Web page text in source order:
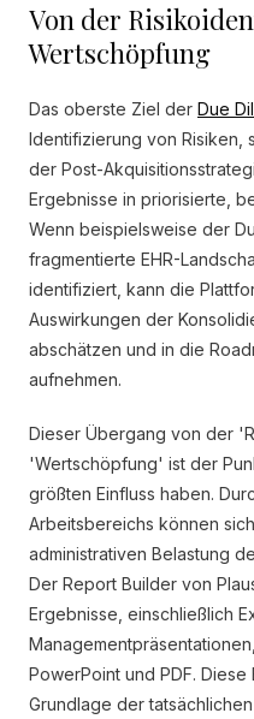
Von der
Wertschöpfung
Das oberste Ziel der Due
Identifizierung von Risiken,
der Post-
Ergebnisse in priorisierte,
Wenn beispielsweise der
fragmentierte EHR-
identifiziert, kann die
Auswirkungen der
abschätzen und in die
aufnehmen.
Dieser Übergang von der
'Wertschöpfung' ist der
größten Einfluss haben.
Arbeitsbereichs können
administrativen Belastung
Der Report Builder von
Ergebnisse, einschließlich
PowerPoint und PDF.
Grundlage der